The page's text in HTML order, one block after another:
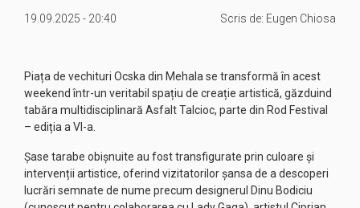
19.09.2025 - 20:40 Scris de: Eugen Chiosa
Piața de vechituri Ocska din Mehala se transformă în acest
weekend într-un veritabil spațiu de creație artistică, găzduind
tabăra multidisciplinară Asfalt Talcioc, parte din Rod Festival
– ediția a VI-a.
Șase tarabe obișnuite au fost transfigurate prin culoare și
intervenții artistice, oferind vizitatorilor șansa de a descoperi
lucrări semnate de nume precum designerul Dinu Bodiciu